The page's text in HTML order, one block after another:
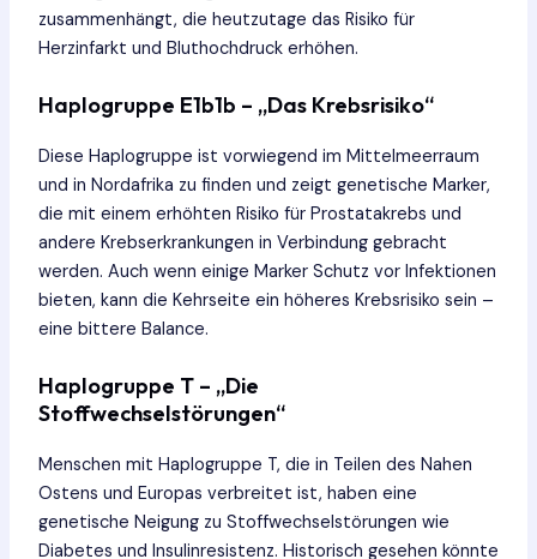
zusammenhängt, die heutzutage das Risiko für
Herzinfarkt und Bluthochdruck erhöhen.
Haplogruppe E1b1b – „Das Krebsrisiko“
Diese Haplogruppe ist vorwiegend im Mittelmeerraum
und in Nordafrika zu finden und zeigt genetische Marker,
die mit einem erhöhten Risiko für Prostatakrebs und
andere Krebserkrankungen in Verbindung gebracht
werden. Auch wenn einige Marker Schutz vor Infektionen
bieten, kann die Kehrseite ein höheres Krebsrisiko sein –
eine bittere Balance.
Haplogruppe T – „Die
Stoffwechselstörungen“
Menschen mit Haplogruppe T, die in Teilen des Nahen
Ostens und Europas verbreitet ist, haben eine
genetische Neigung zu Stoffwechselstörungen wie
Diabetes und Insulinresistenz. Historisch gesehen könnte